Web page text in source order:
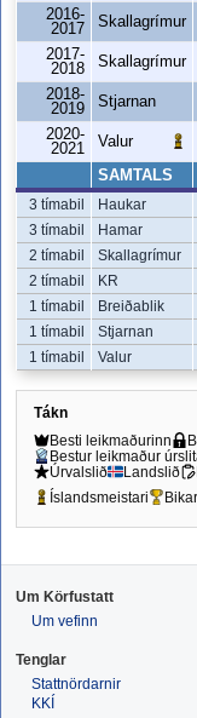
2016-
2017
Skallagrímur
2017-
2018
Skallagrímur
2018-
2019
Stjarnan
2020-
2021
Valur
SAMTALS
3 tímabil Haukar
3 tímabil
Hamar
2 tímabil
Skallagrímur
2 tímabil
KR
1 tímabil
Breiðablik
1 tímabil
Stjarnan
1 tímabil
Valur
Tákn
Besti leikmaðurinn
Bestur leikmaður
Úrvalslið
Landslið
Íslandsmeistari
Um Körfustatt
Um vefinn
Tenglar
Stattnördarnir
KKÍ